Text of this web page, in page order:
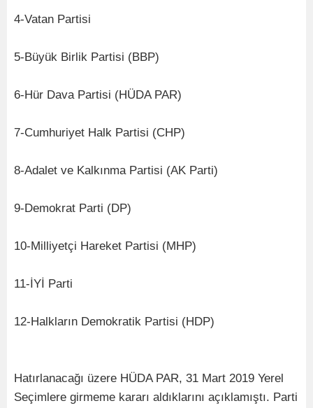
4-Vatan Partisi
5-Büyük Birlik Partisi (BBP)
6-Hür Dava Partisi (HÜDA PAR)
7-Cumhuriyet Halk Partisi (CHP)
8-Adalet ve Kalkınma Partisi (AK Parti)
9-Demokrat Parti (DP)
10-Milliyetçi Hareket Partisi (MHP)
11-İYİ Parti
12-Halkların Demokratik Partisi (HDP)
Hatırlanacağı üzere HÜDA PAR, 31 Mart 2019 Yerel
Seçimlere girmeme kararı aldıklarını açıklamıştı. Parti